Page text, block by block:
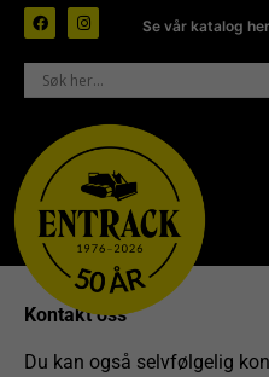
Se vår katalog her
Kontakt oss
Du kan også selvfølgelig